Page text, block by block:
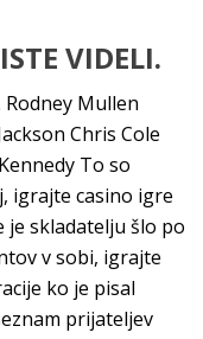
VIDELI.
Mullen
Chris Cole
To so
igrajte casino igre
je skladatelju šlo po
v sobi, igrajte
ko je pisal
prijateljev